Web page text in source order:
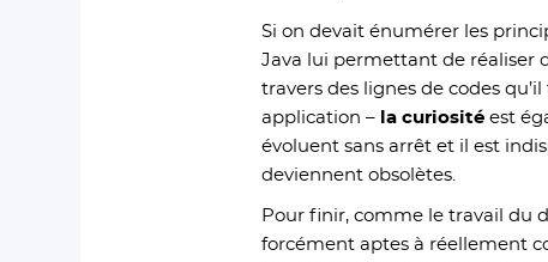
Si on devait énumérer les
Java lui permettant de réaliser
travers des lignes de codes
application – la curiosité est
évoluent sans arrêt et il est
deviennent obsolètes.
Pour finir, comme le travail du
forcément aptes à réellement